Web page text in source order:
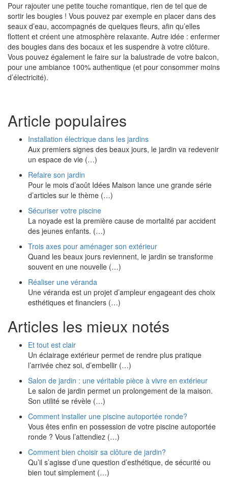
Pour rajouter une petite touche romantique, rien de tel que de
sortir les bougies ! Vous pouvez par exemple en placer dans des
seaux d’eau, accompagnés de quelques fleurs, afin qu’elles
flottent et créent une atmosphère relaxante. Autre idée : enfermer
des bougies dans des bocaux et les suspendre à votre clôture.
Vous pouvez également le faire sur la balustrade de votre balcon,
pour une ambiance 100% authentique (et pour consommer moins
d’électricité).
Article populaires
Installation électrique dans les jardins
Aux premiers signes des beaux jours, le jardin va redevenir
un espace de vie (…)
Refaire son jardin
Pour le mois d’août Idées Maison lance une grande série
d’articles sur le thème (…)
Sécuriser votre piscine
La noyade est la première cause de mortalité par accident
des jeunes enfants. (…)
Trois axes pour aménager son extérieur
Quand les beaux jours reviennent, le jardin se transforme
souvent en une nouvelle (…)
Réaliser une véranda
Une véranda est un projet d’ampleur engageant des choix
esthétiques et financiers (…)
Articles les mieux notés
Et tout est clair
Un éclairage extérieur permet de rendre plus pratique
l’arrivée chez soi, d’embellir (…)
Salon de jardin : une véritable pièce à vivre en extérieur
Le salon de jardin permet un prolongement de la maison.
Son utilité se révèle (…)
Comment installer une piscine autoportée ronde?
Vous êtes enfin en possession de votre piscine autoportée
ronde ? Vous l’attendiez (…)
Comment bien choisir sa clôture de jardin?
Qu’il s’agisse d’une question d’esthétique, de sécurité ou
bien tout simplement (…)